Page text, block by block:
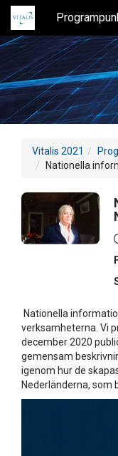
Vitalis 2021
Nationella
Nationella
verksamheterna. Vi
december 2020
gemensam
igenom hur de
Nederländerna,